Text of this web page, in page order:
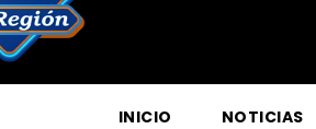
INICIO NOTICIAS